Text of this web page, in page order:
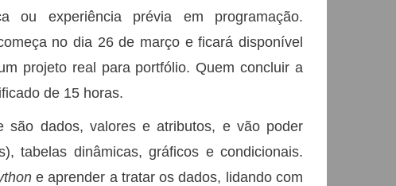
ou experiência prévia em programação.
no dia 26 de março e ficará disponível
projeto real para portfólio. Quem concluir a
de 15 horas.
são dados, valores e atributos, e vão poder
tabelas dinâmicas, gráficos e condicionais.
e aprender a tratar os dados, lidando com